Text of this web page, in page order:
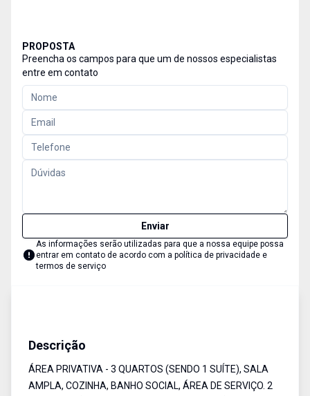
PROPOSTA
Preencha os campos para que um de nossos especialistas
entre em contato
Enviar
As informações serão utilizadas para que a nossa equipe possa
entrar em contato de acordo com a política de privacidade e
termos de serviço
Descrição
ÁREA PRIVATIVA - 3 QUARTOS (SENDO 1 SUÍTE), SALA
AMPLA, COZINHA, BANHO SOCIAL, ÁREA DE SERVIÇO. 2